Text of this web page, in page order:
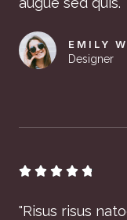
EMILY
Designer
    
"Risus risus